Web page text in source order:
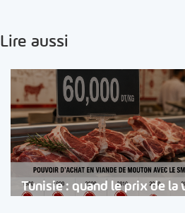
Lire aussi
Tunisie : quand le prix de la